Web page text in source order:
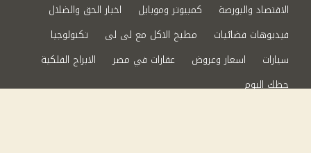
الاقتصاد والبورصة
كمبيوتر وموبايل
اخبار الحق والضلال
فيديوهات فضائيات
مطبخ الاكل مع لى لى
تكنولوجيا
سيارات
اسعار وعروض عقارات في مصر
الابراج الفلكية
حظك اليوم